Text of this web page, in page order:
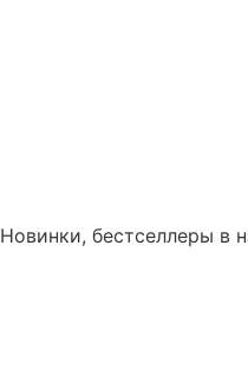
Новинки, бестселлеры в